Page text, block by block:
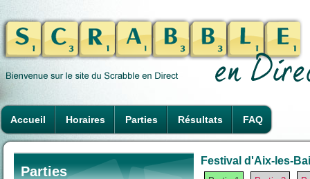
Accueil Horaires Parties Résultats FAQ
Parties
Festival d'Aix-les-